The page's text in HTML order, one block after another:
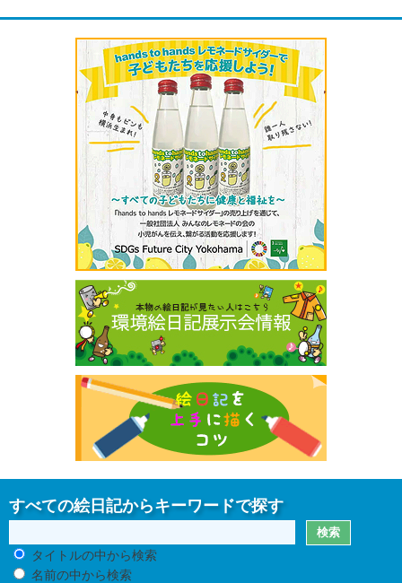
すべての絵日記からキーワードで探す
タイトルの中から検索
名前の中から検索